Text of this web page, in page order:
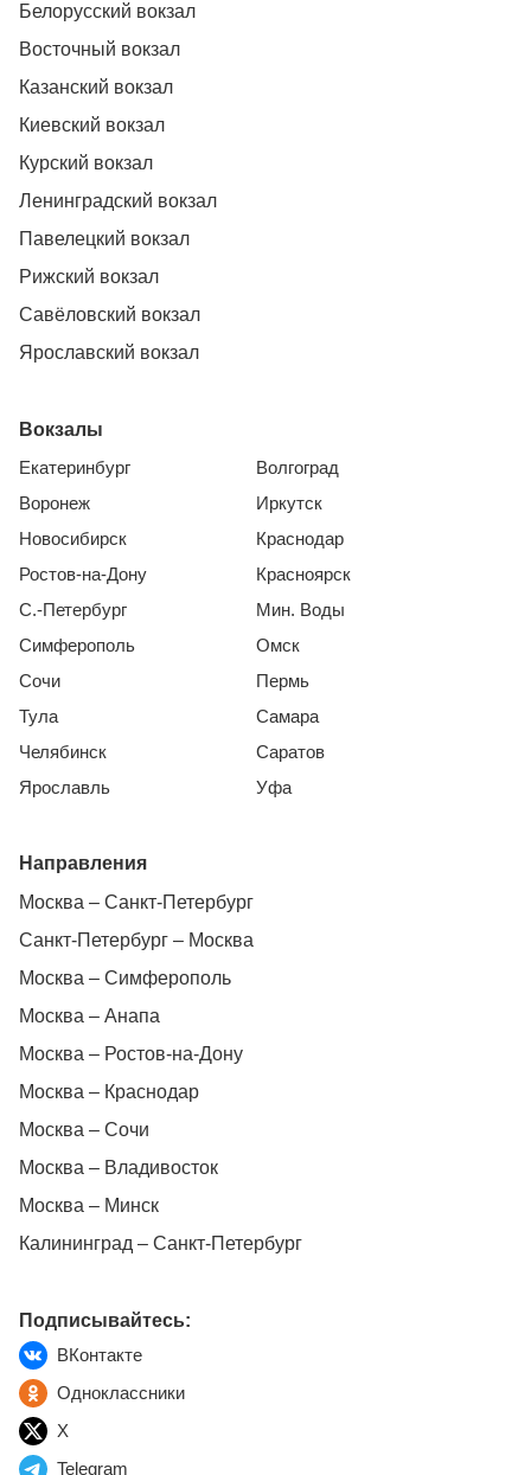
Белорусский вокзал
Восточный вокзал
Казанский вокзал
Киевский вокзал
Курский вокзал
Ленинградский вокзал
Павелецкий вокзал
Рижский вокзал
Савёловский вокзал
Ярославский вокзал
Вокзалы
Екатеринбург
Воронеж
Новосибирск
Ростов-на-Дону
С.-Петербург
Симферополь
Сочи
Тула
Челябинск
Ярославль
Волгоград
Иркутск
Краснодар
Красноярск
Мин. Воды
Омск
Пермь
Самара
Саратов
Уфа
Направления
Москва – Санкт-Петербург
Санкт-Петербург – Москва
Москва – Симферополь
Москва – Анапа
Москва – Ростов-на-Дону
Москва – Краснодар
Москва – Сочи
Москва – Владивосток
Москва – Минск
Калининград – Санкт-Петербург
Подписывайтесь:
ВКонтакте
Одноклассники
X
Telegram